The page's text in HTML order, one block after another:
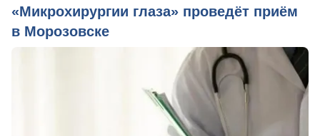
«Микрохирургии глаза» проведёт приём
в Морозовске